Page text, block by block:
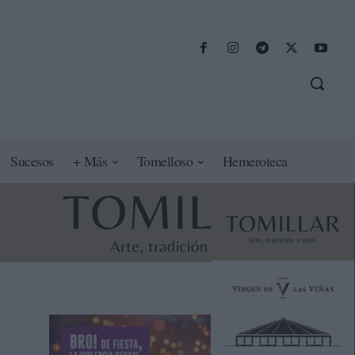
Sucesos + Más Tomelloso Hemeroteca